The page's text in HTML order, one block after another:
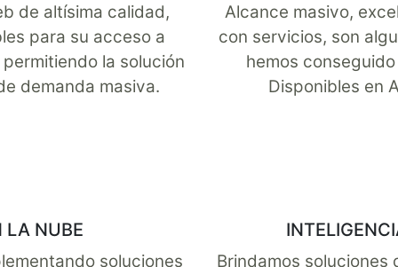
de altísima calidad,
para su acceso a
la solución
demanda masiva.
Alcance masivo,
con servicios, son
hemos
Disponibles en
LA NUBE
soluciones Brindamos soluciones